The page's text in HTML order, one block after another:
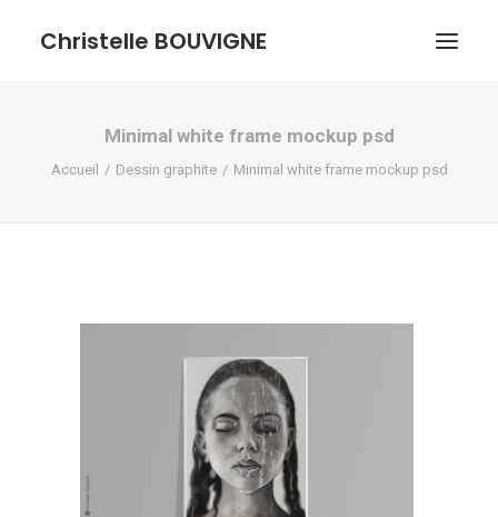
Christelle BOUVIGNE
GRAPHISME ET ILLUSTRATIONS
DESSINS ET PASTELS
Minimal white frame mockup psd
Accueil Dessin graphite Minimal white frame mockup psd